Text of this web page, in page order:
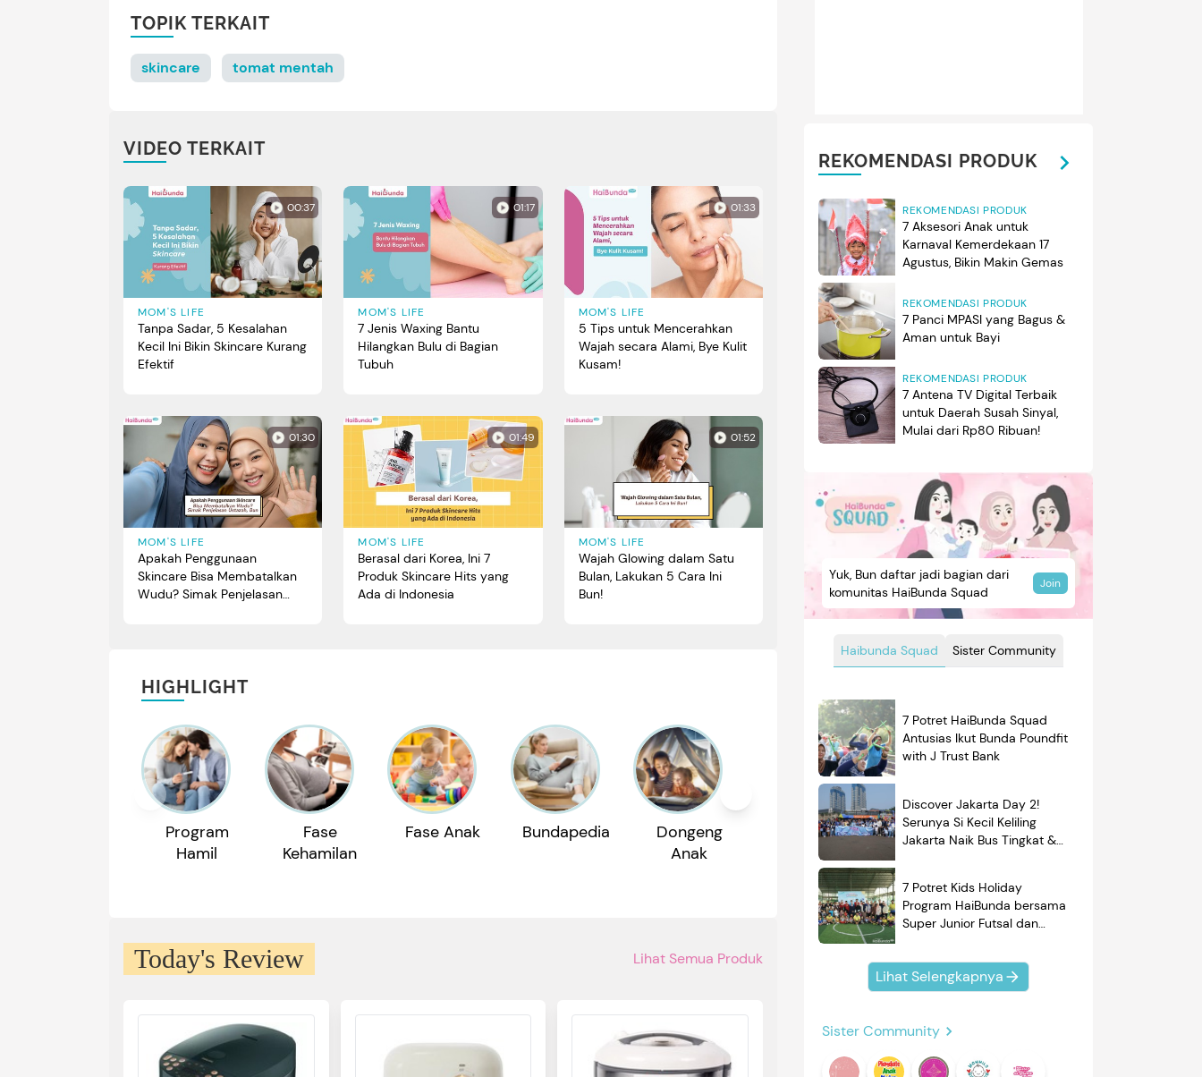
TOPIK TERKAIT
skincare tomat mentah
VIDEO TERKAIT
00:37
MOM'S LIFE
Tanpa Sadar, 5 Kesalahan
Kecil Ini Bikin Skincare Kurang
Efektif
01:17
MOM'S LIFE
7 Jenis Waxing Bantu
Hilangkan Bulu di Bagian
Tubuh
01:33
MOM'S LIFE
5 Tips untuk Mencerahkan
Wajah secara Alami, Bye Kulit
Kusam!
01:30
MOM'S LIFE
Apakah Penggunaan
Skincare Bisa Membatalkan
Wudu? Simak Penjelasan
01:49
MOM'S LIFE
Berasal dari Korea, Ini 7
Produk Skincare Hits yang
Ada di Indonesia
01:52
MOM'S LIFE
Wajah Glowing dalam Satu
Bulan, Lakukan 5 Cara Ini
Bun!
HIGHLIGHT
Program
Hamil
Fase
Kehamilan
Fase Anak Bundapedia
Dongeng
Anak
Rekomendasi
Produk
Nama Bayi Resep
Today's Review Lihat Semua Produk
YONG MA
REKOMENDASI PRODUK
REKOMENDASI PRODUK
7 Aksesori Anak untuk
Karnaval Kemerdekaan 17
Agustus, Bikin Makin Gemas
REKOMENDASI PRODUK
7 Panci MPASI yang Bagus &
Aman untuk Bayi
REKOMENDASI PRODUK
7 Antena TV Digital Terbaik
untuk Daerah Susah Sinyal,
Mulai dari Rp80 Ribuan!
Haibunda Squad Sister Community
Yuk, Bun daftar jadi bagian dari
komunitas HaiBunda Squad
Join
7 Potret HaiBunda Squad
Antusias Ikut Bunda Poundfit
with J Trust Bank
Discover Jakarta Day 2!
Serunya Si Kecil Keliling
Jakarta Naik Bus Tingkat &
7 Potret Kids Holiday
Program HaiBunda bersama
Super Junior Futsal dan
Kompak Banget!
Lihat Selengkapnya
Sister Community